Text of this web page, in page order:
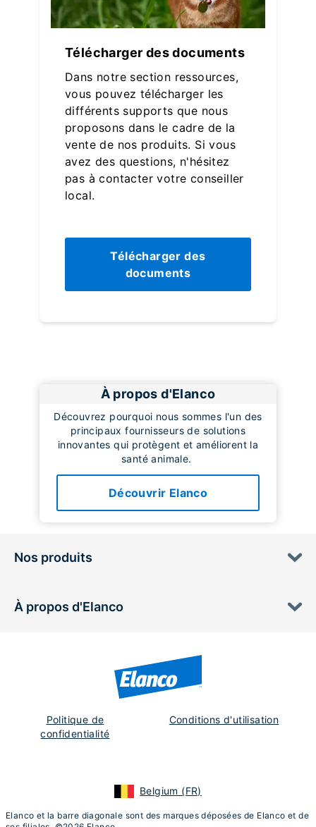
Télécharger des documents
Dans notre section ressources,
vous pouvez télécharger les
différents supports que nous
proposons dans le cadre de la
vente de nos produits. Si vous
avez des questions, n'hésitez
pas à contacter votre conseiller
local.
Télécharger des
documents
À propos d'Elanco
Découvrez pourquoi nous sommes l'un des
principaux fournisseurs de solutions
innovantes qui protègent et améliorent la
santé animale.
Découvrir Elanco
Nos produits
À propos d'Elanco
Politique de
confidentialité
Conditions d'utilisation
Belgium (FR)
Elanco et la barre diagonale sont des marques déposées de Elanco et de